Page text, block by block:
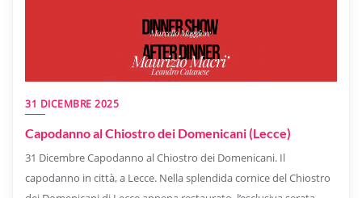
31 DICEMBRE 2025
Capodanno al Chiostro dei Domenicani (Lecce)
31 Dicembre Capodanno al Chiostro dei Domenicani. Il
capodanno in città, a Lecce. Nella splendida cornice del Chiostro